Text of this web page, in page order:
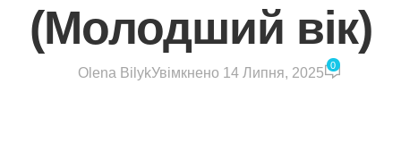
(Молодший вік)
Olena BilykУвімкнено 14 Липня, 2025
0